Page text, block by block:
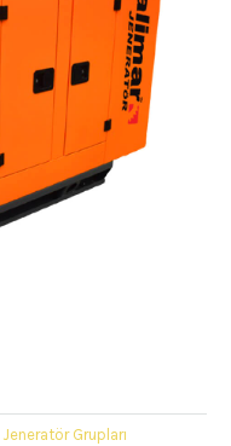
Jeneratör Grupları